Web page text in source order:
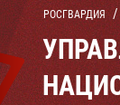
РОСГВАРДИЯ